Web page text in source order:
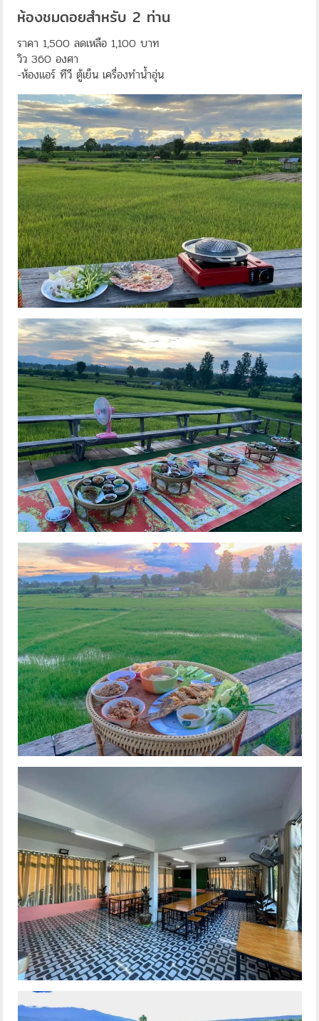
ห้องชมดอยสำหรับ 2 ท่าน
ราคา 1,500 ลดเหลือ 1,100 บาท
วิว 360 องศา
-ห้องแอร์ ทีวี ตู้เย็น เครื่องทำน้ำอุ่น